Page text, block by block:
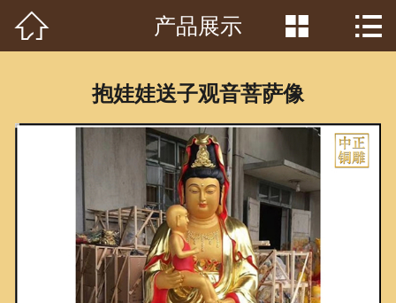
首页
产品中心
客户见证
常识问答
新闻资讯
 产品展示  
抱娃娃送子观音菩萨像